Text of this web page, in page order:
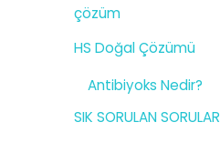
çözüm
HS Doğal Çözümü
Antibiyoks Nedir?
SIK SORULAN SORULAR